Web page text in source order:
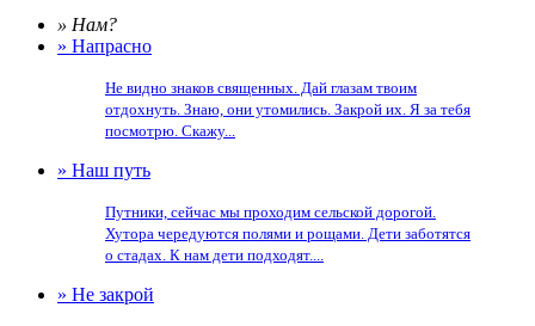
» Нам?
» Напрасно
Не видно знаков священных. Дай глазам твоим
отдохнуть. Знаю, они утомились. Закрой их. Я за тебя
посмотрю. Скажу...
» Наш путь
Путники, сейчас мы проходим сельской дорогой.
Хутора чередуются полями и рощами. Дети заботятся
о стадах. К нам дети подходят....
» Не закрой